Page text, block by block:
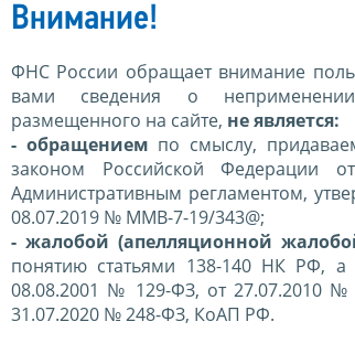
Внимание!
ФНС России обращает внимание
вами сведения о
размещенного на сайте, не является:
- обращением по смыслу,
законом Российской
Административным регламентом,
08.07.2019 № ММВ-7-19/343@;
- жалобой (апелляционной
понятию статьями 138-140 НК РФ,
08.08.2001 № 129-ФЗ, от 27.07.2010
31.07.2020 № 248-ФЗ, КоАП РФ.